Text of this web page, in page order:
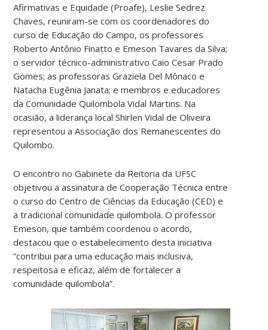
Afirmativas e Equidade (Proafe), Leslie Sedrez
Chaves, reuniram-se com os coordenadores do
curso de Educação do Campo, os professores
Roberto Antônio Finatto e Emeson Tavares da Silva;
o servidor técnico-administrativo Caio Cesar Prado
Gomes; as professoras Graziela Del Mônaco e
Natacha Eugênia Janata; e membros e educadores
da Comunidade Quilombola Vidal Martins. Na
ocasião, a liderança local Shirlen Vidal de Oliveira
representou a Associação dos Remanescentes do
Quilombo.
O encontro no Gabinete da Reitoria da UFSC
objetivou a assinatura de Cooperação Técnica entre
o curso do Centro de Ciências da Educação (CED) e
a tradicional comunidade quilombola. O professor
Emeson, que também coordenou o acordo,
destacou que o estabelecimento desta iniciativa
“contribui para uma educação mais inclusiva,
respeitosa e eficaz, além de fortalecer a
comunidade quilombola”.